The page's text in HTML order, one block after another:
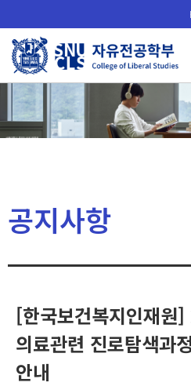
로
메
공지사항
[한국보건복지인재원
의료관련 진로탐색과
안내